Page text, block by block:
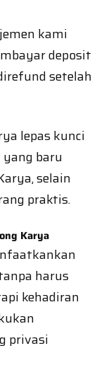
kami
deposit
setelah
lepas kunci
baru
selain
praktis.
Karya
harus
kehadiran
privasi